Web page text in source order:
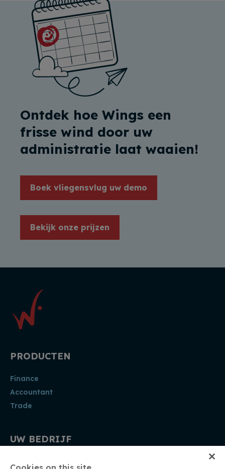
Ontdek hoe Wings een
frisse wind door uw
administratie laat waaien!
Boek vliegensvlug uw demo
Bekijk onze prijzen
PRODUCTEN
Finance
Accountant
Trade
UW BEDRIJF